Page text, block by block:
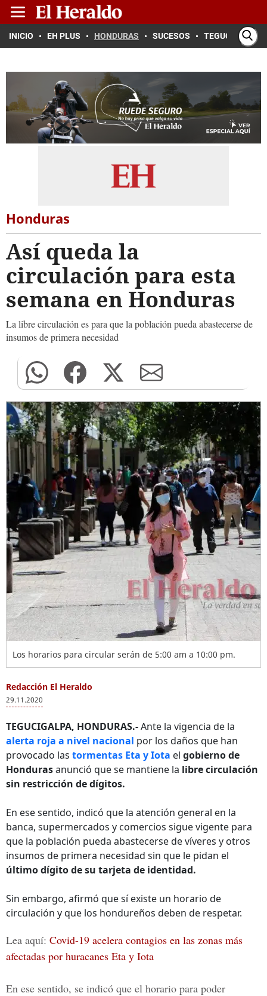
INICIO EH PLUS HONDURAS SUCESOS TEGUCIGALPA
Honduras
Así queda la
circulación para esta
semana en Honduras
La libre circulación es para que la población pueda abastecerse de
insumos de primera necesidad
Los horarios para circular serán de 5:00 am a 10:00 pm.
Redacción El Heraldo
29.11.2020
TEGUCIGALPA, HONDURAS.-Ante la vigencia de la
alerta roja a nivel nacional por los daños que han
provocado las tormentas Eta y Iota el gobierno de
Hondurasanunció que se mantiene la libre circulación
sin restricción de dígitos.
En ese sentido, indicó que la atención general en la
banca, supermercados y comercios sigue vigente para
que la población pueda abastecerse de víveres y otros
insumos de primera necesidad sin que le pidan el
último dígito de su tarjeta de identidad.
Sin embargo, afirmó que sí existe un horario de
circulación y que los hondureños deben de respetar.
Lea aquí: Covid-19 acelera contagios en las zonas más
afectadas por huracanes Eta y Iota
En ese sentido, se indicó que el horario para poder